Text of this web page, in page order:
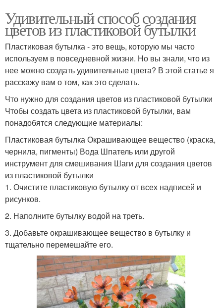
Удивительный способ создания
цветов из пластиковой бутылки
Пластиковая бутылка - это вещь, которую мы часто
используем в повседневной жизни. Но вы знали, что из
нее можно создать удивительные цвета? В этой статье я
расскажу вам о том, как это сделать.
Что нужно для создания цветов из пластиковой бутылки
Чтобы создать цвета из пластиковой бутылки, вам
понадобятся следующие материалы:
Пластиковая бутылка Окрашивающее вещество (краска,
чернила, пигменты) Вода Шпатель или другой
инструмент для смешивания Шаги для создания цветов
из пластиковой бутылки
1. Очистите пластиковую бутылку от всех надписей и
рисунков.
2. Наполните бутылку водой на треть.
3. Добавьте окрашивающее вещество в бутылку и
тщательно перемешайте его.